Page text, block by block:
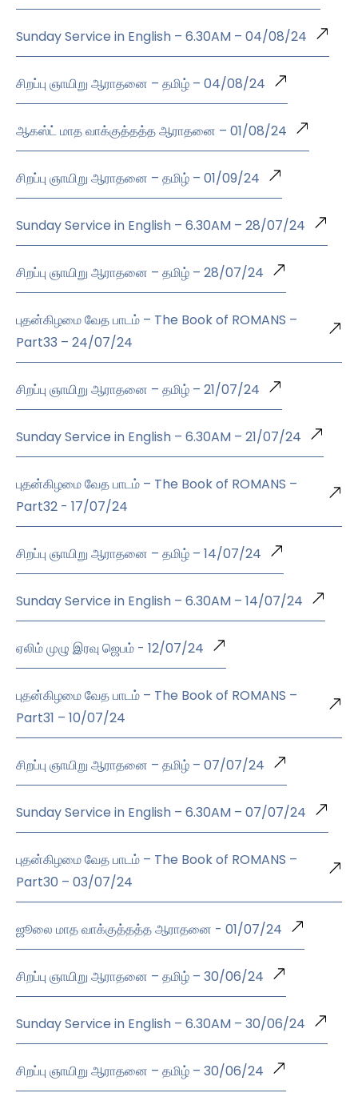
Sunday Service in English – 6.30AM – 04/08/24
சிறப்பு ஞாயிறு ஆராதனை – தமிழ் – 04/08/24
ஆகஸ்ட் மாத வாக்குத்தத்த ஆராதனை – 01/08/24
சிறப்பு ஞாயிறு ஆராதனை – தமிழ் – 01/09/24
Sunday Service in English – 6.30AM – 28/07/24
சிறப்பு ஞாயிறு ஆராதனை – தமிழ் – 28/07/24
புதன்கிழமை வேத பாடம் – The Book of ROMANS –
Part33 – 24/07/24
சிறப்பு ஞாயிறு ஆராதனை – தமிழ் – 21/07/24
Sunday Service in English – 6.30AM – 21/07/24
புதன்கிழமை வேத பாடம் – The Book of ROMANS –
Part32 - 17/07/24
சிறப்பு ஞாயிறு ஆராதனை – தமிழ் – 14/07/24
Sunday Service in English – 6.30AM – 14/07/24
ஏலிம் முழு இரவு ஜெபம் - 12/07/24
புதன்கிழமை வேத பாடம் – The Book of ROMANS –
Part31 – 10/07/24
சிறப்பு ஞாயிறு ஆராதனை – தமிழ் – 07/07/24
Sunday Service in English – 6.30AM – 07/07/24
புதன்கிழமை வேத பாடம் – The Book of ROMANS –
Part30 – 03/07/24
ஜூலை மாத வாக்குத்தத்த ஆராதனை - 01/07/24
சிறப்பு ஞாயிறு ஆராதனை – தமிழ் – 30/06/24
Sunday Service in English – 6.30AM – 30/06/24
சிறப்பு ஞாயிறு ஆராதனை – தமிழ் – 30/06/24